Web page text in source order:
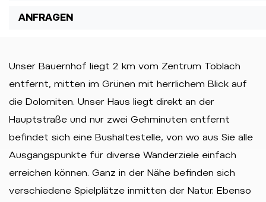
ANFRAGEN
Unser Bauernhof liegt 2 km vom Zentrum Toblach
entfernt, mitten im Grünen mit herrlichem Blick auf
die Dolomiten. Unser Haus liegt direkt an der
Hauptstraße und nur zwei Gehminuten entfernt
befindet sich eine Bushaltestelle, von wo aus Sie alle
Ausgangspunkte für diverse Wanderziele einfach
erreichen können. Ganz in der Nähe befinden sich
verschiedene Spielplätze inmitten der Natur. Ebenso